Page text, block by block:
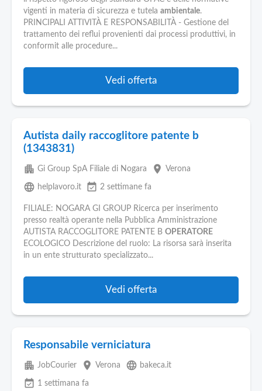
vigenti in materia di sicurezza e tutela ambientale.
PRINCIPALI ATTIVITÀ E RESPONSABILITÀ - Gestione del
trattamento dei reflui provenienti dai processi produttivi, in
conformit alle procedure...
Vedi offerta
Autista daily raccoglitore patente b
(1343831)
apartment Gi Group SpA Filiale di Nogara place Verona
language helplavoro.it event_available 2 settimane fa
FILIALE: NOGARA GI GROUP Ricerca per inserimento
presso realtà operante nella Pubblica Amministrazione
AUTISTA RACCOGLITORE PATENTE B OPERATORE
ECOLOGICO Descrizione del ruolo: La risorsa sarà inserita
in un ente strutturato specializzato...
Vedi offerta
Responsabile verniciatura
apartment JobCourier place Verona language bakeca.it
event_available 1 settimana fa